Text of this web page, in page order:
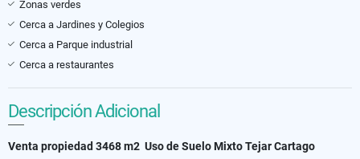
Zonas verdes
Cerca a Jardines y Colegios
Cerca a Parque industrial
Cerca a restaurantes
Descripción Adicional
Venta propiedad 3468 m2 Uso de Suelo Mixto Tejar Cartago